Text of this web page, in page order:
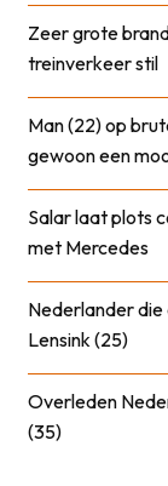
Zeer grote
treinverkeer stil
Man (22) op
gewoon een
Salar laat plots
met Mercedes
Nederlander
Lensink (25)
Overleden
(35)